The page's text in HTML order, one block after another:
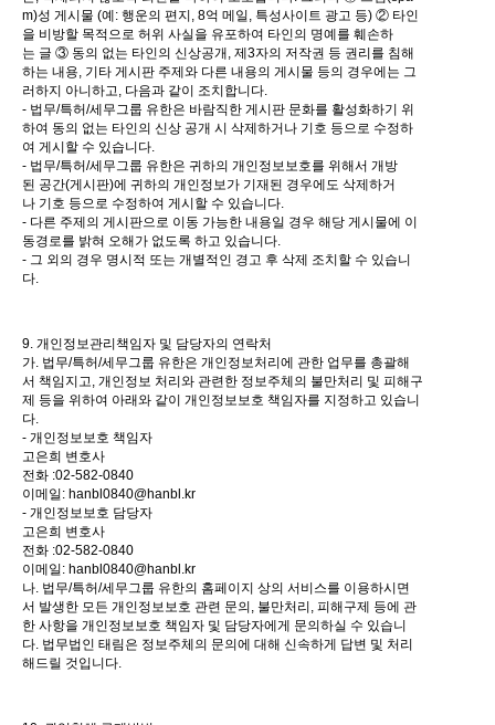
m)성 게시물 (예: 행운의 편지, 8억 메일, 특성사이트 광고 등) ② 타인
을 비방할 목적으로 허위 사실을 유포하여 타인의 명예를 훼손하
는 글 ③ 동의 없는 타인의 신상공개, 제3자의 저작권 등 권리를 침해
하는 내용, 기타 게시판 주제와 다른 내용의 게시물 등의 경우에는 그
러하지 아니하고, 다음과 같이 조치합니다.
- 법무/특허/세무그룹 유한은 바람직한 게시판 문화를 활성화하기 위
하여 동의 없는 타인의 신상 공개 시 삭제하거나 기호 등으로 수정하
여 게시할 수 있습니다.
- 법무/특허/세무그룹 유한은 귀하의 개인정보보호를 위해서 개방
된 공간(게시판)에 귀하의 개인정보가 기재된 경우에도 삭제하거
나 기호 등으로 수정하여 게시할 수 있습니다.
- 다른 주제의 게시판으로 이동 가능한 내용일 경우 해당 게시물에 이
동경로를 밝혀 오해가 없도록 하고 있습니다.
- 그 외의 경우 명시적 또는 개별적인 경고 후 삭제 조치할 수 있습니
다.
9. 개인정보관리책임자 및 담당자의 연락처
가. 법무/특허/세무그룹 유한은 개인정보처리에 관한 업무를 총괄해
서 책임지고, 개인정보 처리와 관련한 정보주체의 불만처리 및 피해구
제 등을 위하여 아래와 같이 개인정보보호 책임자를 지정하고 있습니
다.
- 개인정보보호 책임자
고은희 변호사
전화 :02-582-0840
이메일: hanbl0840@hanbl.kr
- 개인정보보호 담당자
고은희 변호사
전화 :02-582-0840
이메일: hanbl0840@hanbl.kr
나. 법무/특허/세무그룹 유한의 홈페이지 상의 서비스를 이용하시면
서 발생한 모든 개인정보보호 관련 문의, 불만처리, 피해구제 등에 관
한 사항을 개인정보보호 책임자 및 담당자에게 문의하실 수 있습니
다. 법무법인 태림은 정보주체의 문의에 대해 신속하게 답변 및 처리
해드릴 것입니다.